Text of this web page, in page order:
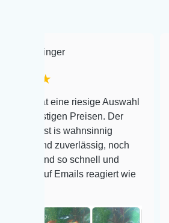
Auswahl
Der
noch
und
reagiert wie
Frank
Auswahl plus
befinden der
Alles ist quick
super Zustand.